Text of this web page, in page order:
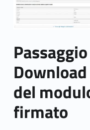
del
firmato